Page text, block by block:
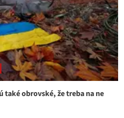
také obrovské, že treba na ne